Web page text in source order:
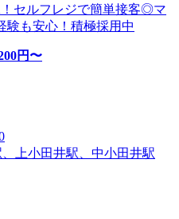
セルフレジで簡単接客◎マ
験も安心！積極採用中
円〜
上小田井駅、中小田井駅